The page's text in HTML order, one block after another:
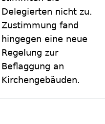
Delegierten nicht zu.
Zustimmung fand
hingegen eine neue
Regelung zur
Beflaggung an
Kirchengebäuden.